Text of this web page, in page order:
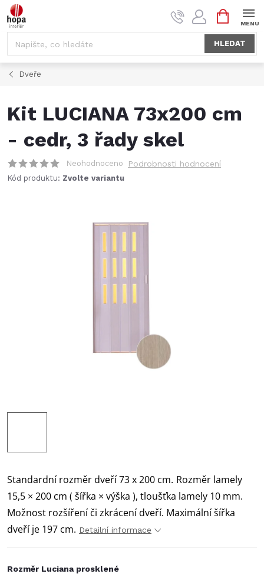
Přejít
na
HLEDAT
NÁKUPNÍ
KOŠÍK
Dveře
Kit LUCIANA 73x200 cm
- cedr, 3 řady skel
Neohodnoceno Podrobnosti hodnocení
Kód produktu: Zvolte variantu
Standardní rozměr dveří 73 x 200 cm. Rozměr lamely
15,5 × 200 cm ( šířka × výška ), tloušťka lamely 10 mm.
Možnost rozšíření či zkrácení dveří. Maximální šířka
dveří je 197 cm. Detailní informace
Rozměr Luciana prosklené